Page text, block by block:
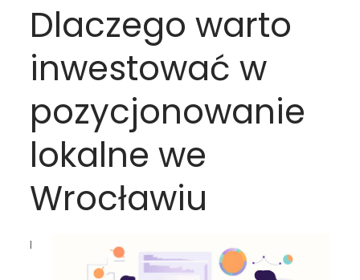
Dlaczego warto
inwestować w
pozycjonowanie
lokalne we
Wrocławiu
I